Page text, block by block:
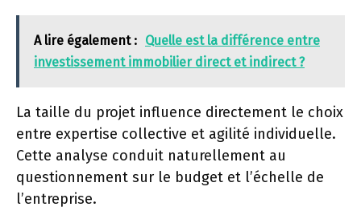
A lire également : Quelle est la différence entre
investissement immobilier direct et indirect ?
La taille du projet influence directement le choix
entre expertise collective et agilité individuelle.
Cette analyse conduit naturellement au
questionnement sur le budget et l’échelle de
l’entreprise.